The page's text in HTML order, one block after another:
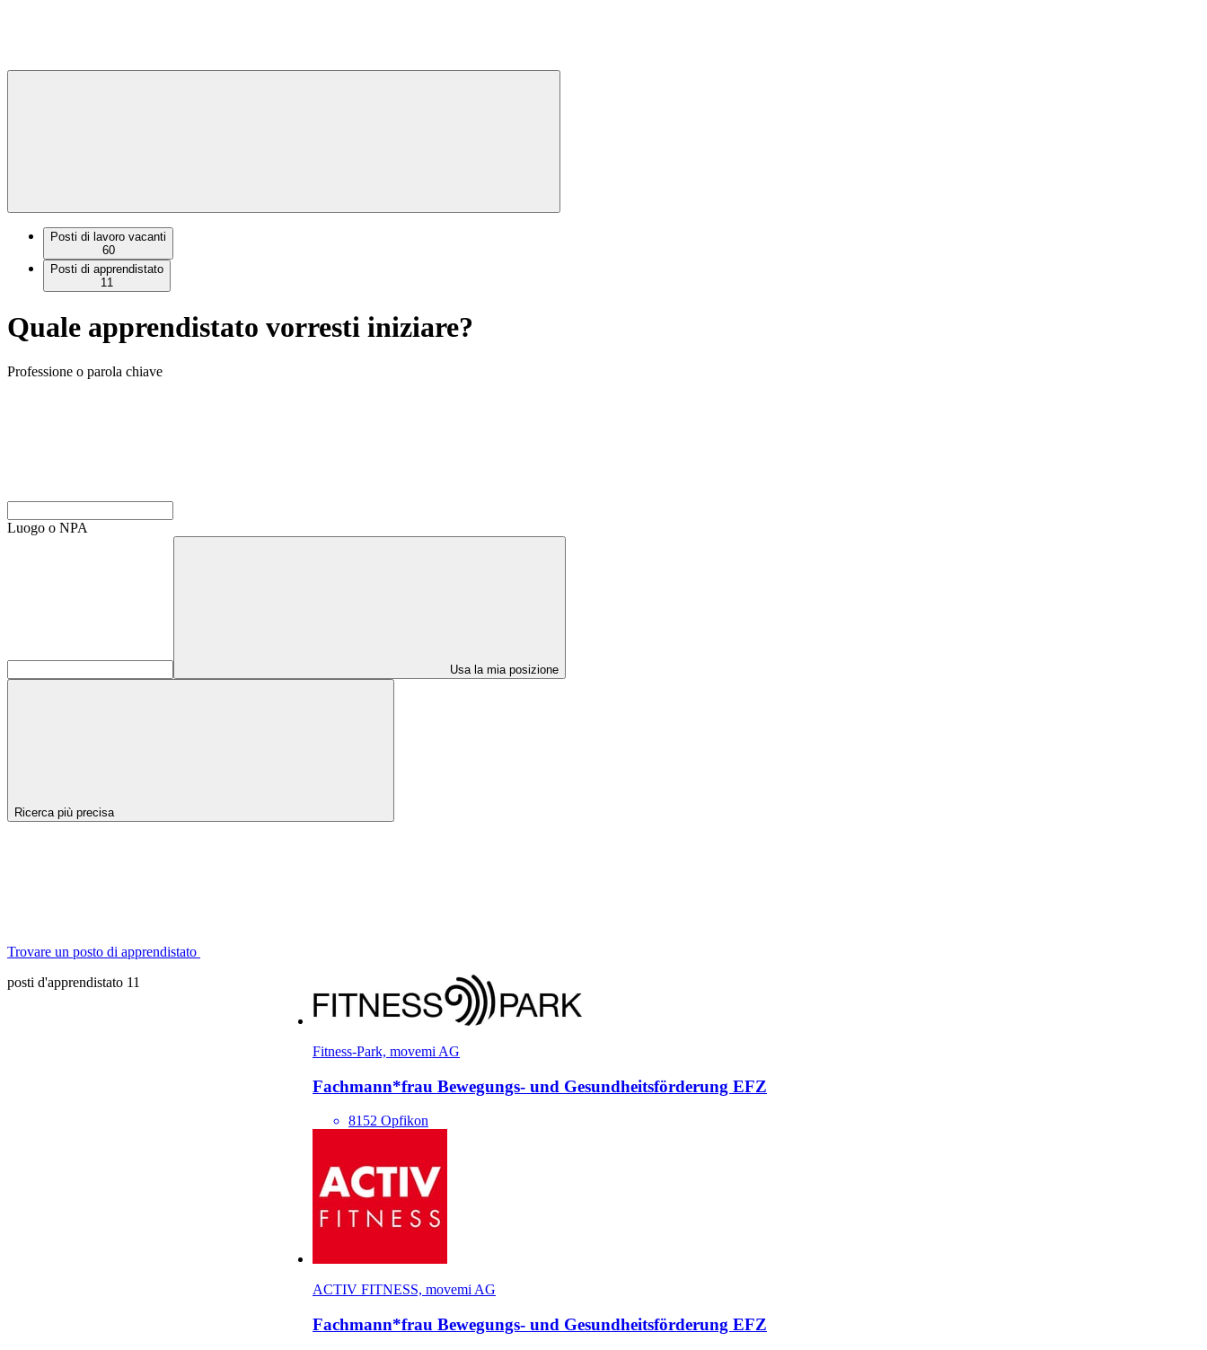
Posti di lavoro vacanti
60
Posti di apprendistato
11
Quale apprendistato vorresti iniziare?
Professione o parola chiave
Luogo o NPA
Usa la mia posizione
Ricerca più precisa
Trovare un posto di apprendistato
posti d'apprendistato 11
Fitness-Park, movemi AG
Fach­mann*​frau Bewegungs- und Gesundheitsförderung EFZ
8152 Opfikon
ACTIV FITNESS, movemi AG
Fach­mann*​frau Bewegungs- und Gesundheitsförderung EFZ